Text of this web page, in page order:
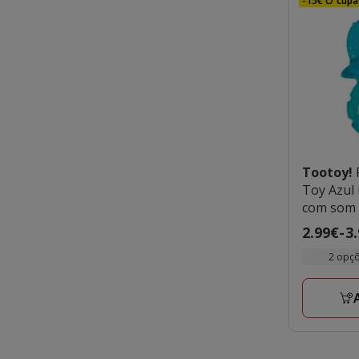
Tootoy!
Toy Azul
com
Preço
a
3.99€
2.99€-
2